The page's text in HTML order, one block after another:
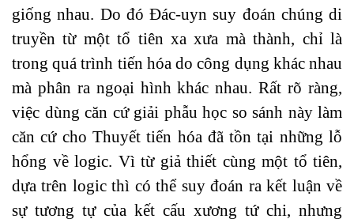
giống nhau. Do đó Đác-uyn suy đoán chúng di
truyền từ một tổ tiên xa xưa mà thành, chỉ là
trong quá trình tiến hóa do công dụng khác nhau
mà phân ra ngoại hình khác nhau. Rất rõ ràng,
việc dùng căn cứ giải phẫu học so sánh này làm
căn cứ cho Thuyết tiến hóa đã tồn tại những lỗ
hổng về logic. Vì từ giả thiết cùng một tổ tiên,
dựa trên logic thì có thể suy đoán ra kết luận về
sự tương tự của kết cấu xương tứ chi, nhưng